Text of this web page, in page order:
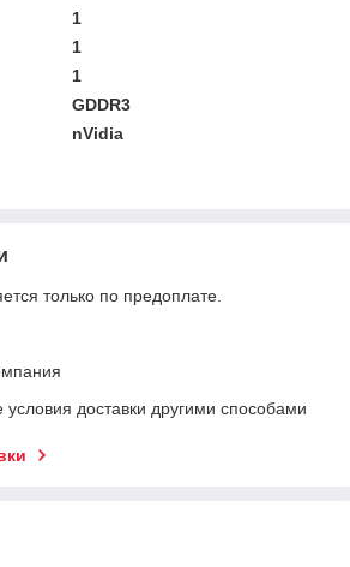
1
1
1
GDDR3
nVidia
только по предоплате.
доставки другими способами